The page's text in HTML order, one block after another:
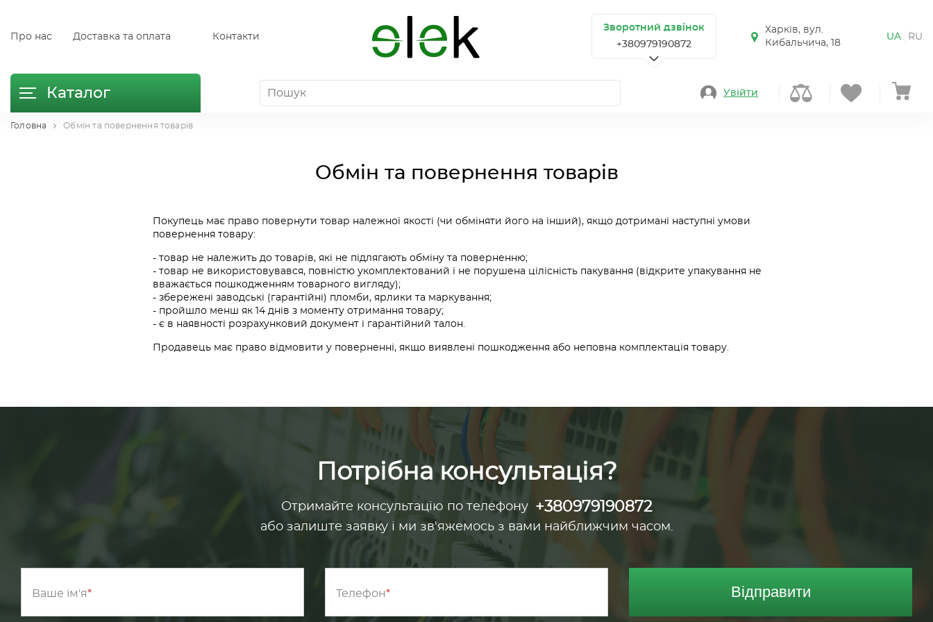
Про нас Доставка та оплата Контакти
Зворотний дзвінок
+380979190872
Харків, вул.
Кибальчича, 18
UA RU
Каталог Увійти
Головна Обмін та повернення товарів
Обмін та повернення товарів
Покупець має право повернути товар належної якості (чи обміняти його на інший), якщо дотримані наступні умови
повернення товару:
- товар не належить до товарів, які не підлягають обміну та поверненню;
- товар не використовувався, повністю укомплектований і не порушена цілісність пакування (відкрите упакування не
вважається пошкодженням товарного вигляду);
- збережені заводські (гарантійні) пломби, ярлики та маркування;
- пройшло менш як 14 днів з моменту отримання товару;
- є в наявності розрахунковий документ і гарантійний талон.
Продавець має право відмовити у поверненні, якщо виявлені пошкодження або неповна комплектація товару.
Потрібна консультація?
Отримайте консультацію по телефону +380979190872
або залиште заявку і ми зв'яжемось з вами найближчим часом.
Ваше ім'я Телефон Відправити